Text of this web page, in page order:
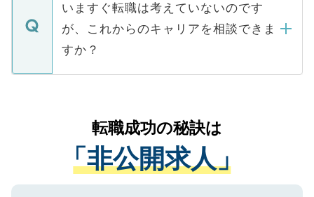
に、医療機関が求める条件に合った人材の
みを人材紹介会社に依頼するケースが増え
ています。
で、ご安心ください。当サイトからの登録
などで収集したご登録者様の個人情報は、
ご本人のキャリアアップおよび転職活動の
支援を目的に使用いたします。お預かりし
ているすべての個人データはご本人の許可
は、個人情報の取り扱いについての厳密な
管理基準を満たした事業者のみに付与され
る、プライバシーマークを取得済みです。
いますぐ転職は考えていないのです
が、これからのキャリアを相談できま
すか？
かがいして、現在の医療機関の状況や紹介
経験をまじえながら、適切なアドバイスを
させていただきます。すぐにご転職をされ
ない方には、長期的なサポートが可能です
ので、まずはご登録ください。
転職成功の秘訣は
「非公開求人」